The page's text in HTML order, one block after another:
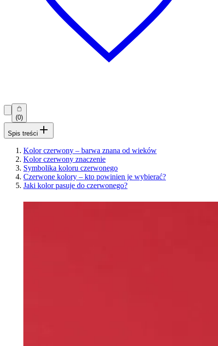
(0)
Spis treści
Kolor czerwony – barwa znana od wieków
Kolor czerwony znaczenie
Symbolika koloru czerwonego
Czerwone kolory – kto powinien je wybierać?
Jaki kolor pasuje do czerwonego?